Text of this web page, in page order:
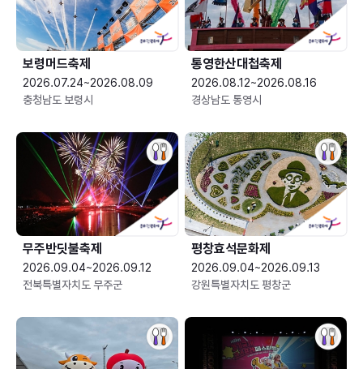
보령머드축제
2026.07.24~2026.08.09
충청남도 보령시
통영한산대첩축제
2026.08.12~2026.08.16
경상남도 통영시
무주반딧불축제
2026.09.04~2026.09.12
전북특별자치도 무주군
평창효석문화제
2026.09.04~2026.09.13
강원특별자치도 평창군